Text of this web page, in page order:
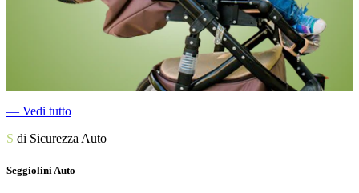
― Vedi tutto
S di Sicurezza Auto
Seggiolini Auto